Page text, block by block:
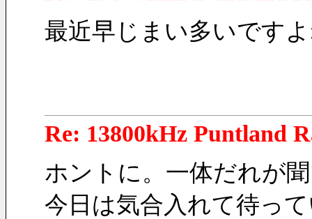
最近早じまい多いです
Re: 13800kHz Puntland
ホントに。一体だれが
今日は気合入れて待っ